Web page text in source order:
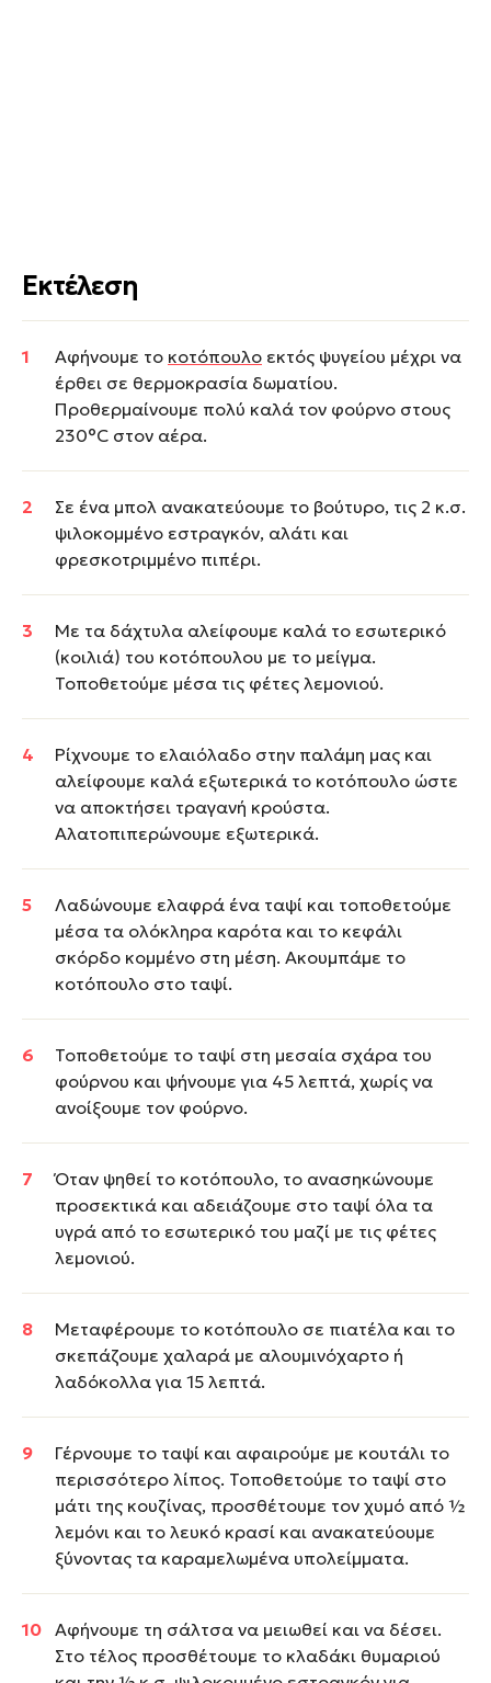
Εκτέλεση
Αφήνουμε το κοτόπουλο εκτός ψυγείου μέχρι να
έρθει σε θερμοκρασία δωματίου.
Προθερμαίνουμε πολύ καλά τον φούρνο στους
230°C στον αέρα.
Σε ένα μπολ ανακατεύουμε το βούτυρο, τις 2 κ.σ.
ψιλοκομμένο εστραγκόν, αλάτι και
φρεσκοτριμμένο πιπέρι.
Με τα δάχτυλα αλείφουμε καλά το εσωτερικό
(κοιλιά) του κοτόπουλου με το μείγμα.
Τοποθετούμε μέσα τις φέτες λεμονιού.
Ρίχνουμε το ελαιόλαδο στην παλάμη μας και
αλείφουμε καλά εξωτερικά το κοτόπουλο ώστε
να αποκτήσει τραγανή κρούστα.
Αλατοπιπερώνουμε εξωτερικά.
Λαδώνουμε ελαφρά ένα ταψί και τοποθετούμε
μέσα τα ολόκληρα καρότα και το κεφάλι
σκόρδο κομμένο στη μέση. Ακουμπάμε το
κοτόπουλο στο ταψί.
Τοποθετούμε το ταψί στη μεσαία σχάρα του
φούρνου και ψήνουμε για 45 λεπτά, χωρίς να
ανοίξουμε τον φούρνο.
Όταν ψηθεί το κοτόπουλο, το ανασηκώνουμε
προσεκτικά και αδειάζουμε στο ταψί όλα τα
υγρά από το εσωτερικό του μαζί με τις φέτες
λεμονιού.
Μεταφέρουμε το κοτόπουλο σε πιατέλα και το
σκεπάζουμε χαλαρά με αλουμινόχαρτο ή
λαδόκολλα για 15 λεπτά.
Γέρνουμε το ταψί και αφαιρούμε με κουτάλι το
περισσότερο λίπος. Τοποθετούμε το ταψί στο
μάτι της κουζίνας, προσθέτουμε τον χυμό από ½
λεμόνι και το λευκό κρασί και ανακατεύουμε
ξύνοντας τα καραμελωμένα υπολείμματα.
Αφήνουμε τη σάλτσα να μειωθεί και να δέσει.
Στο τέλος προσθέτουμε το κλαδάκι θυμαριού